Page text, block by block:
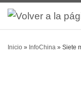
Inicio » InfoChina » Siete